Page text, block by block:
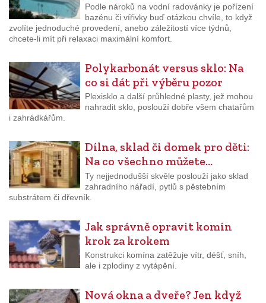
Podle nároků na vodní radovánky je pořízení
bazénu či vířivky buď otázkou chvíle, to když
zvolíte jednoduché provedení, anebo záležitostí více týdnů,
chcete-li mít při relaxaci maximální komfort.
Polykarbonát versus sklo: Na
co si dát při výběru pozor
Plexisklo a další průhledné plasty, jež mohou
nahradit sklo, poslouží dobře všem chatařům
i zahrádkářům.
Dílna, sklad či domek pro děti:
Na co všechno můžete…
Ty nejjednodušší skvěle poslouží jako sklad
zahradního nářadí, pytlů s pěstebním
substrátem či dřevník.
Jak správně opravit komín
krok za krokem
Konstrukci komína zatěžuje vítr, déšť, sníh,
ale i zplodiny z vytápění.
Nová okna a dveře? Jen když